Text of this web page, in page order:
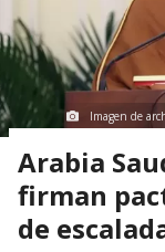
Imagen de
Arabia
firman
de